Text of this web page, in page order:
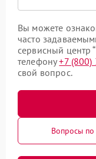
Вы можете
часто
сервисный центр
телефону+7
свой вопрос.
Вопросы